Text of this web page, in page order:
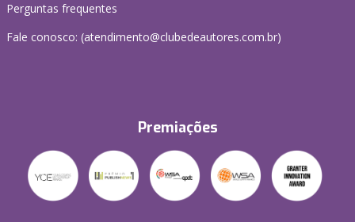
Perguntas frequentes
Fale conosco: (atendimento@clubedeautores.com.br)
Premiações